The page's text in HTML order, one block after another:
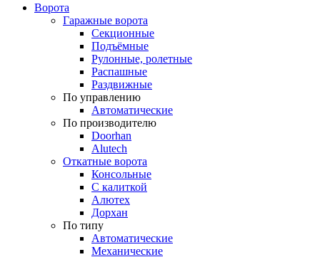
Ворота
Гаражные ворота
Секционные
Подъёмные
Рулонные, ролетные
Распашные
Раздвижные
По управлению
Автоматические
По производителю
Doorhan
Alutech
Откатные ворота
Консольные
С калиткой
Алютех
Дорхан
По типу
Автоматические
Механические